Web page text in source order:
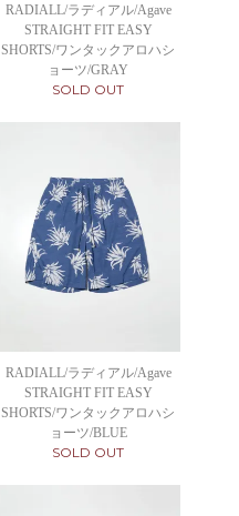
RADIALL/ラディアル/Agave
STRAIGHT FIT EASY
SHORTS/ワンタックアロハシ
ョーツ/GRAY
SOLD OUT
RADIALL/ラディアル/Agave
STRAIGHT FIT EASY
SHORTS/ワンタックアロハシ
ョーツ/BLUE
SOLD OUT